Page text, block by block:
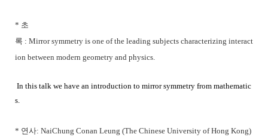
* 초
록 : Mirror symmetry is one of the leading subjects characterizing interact
ion between modern geometry and physics.
In this talk we have an introduction to mirror symmetry from mathematic
s.
* 연사: NaiChung Conan Leung (The Chinese University of Hong Kong)